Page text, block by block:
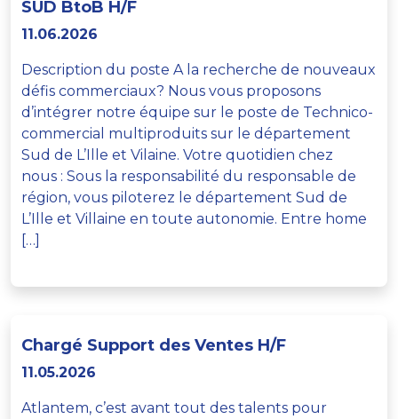
SUD BtoB H/F
11.06.2026
Description du poste A la recherche de nouveaux
défis commerciaux? Nous vous proposons
d’intégrer notre équipe sur le poste de Technico-
commercial multiproduits sur le département
Sud de L’Ille et Vilaine. Votre quotidien chez
nous : Sous la responsabilité du responsable de
région, vous piloterez le département Sud de
L’Ille et Villaine en toute autonomie. Entre home
[…]
Chargé Support des Ventes H/F
11.05.2026
Atlantem, c’est avant tout des talents pour